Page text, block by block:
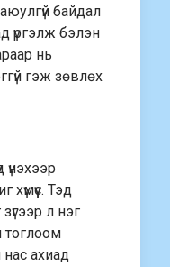
байдал
үргэлж бэлэн
нь
гэж зөвлөх
үнэхээр
Тэд
л нэг
тоглоом
нас ахиад